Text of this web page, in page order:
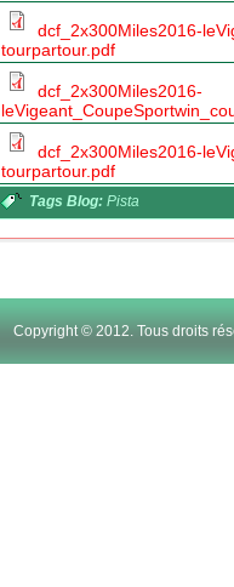
dcf_2x300Miles2016-
tourpartour.pdf
dcf_2x300Miles2016-
dcf_2x300Miles2016-
tourpartour.pdf
Tags Blog: Pista
Copyright © 2012. Tous droits